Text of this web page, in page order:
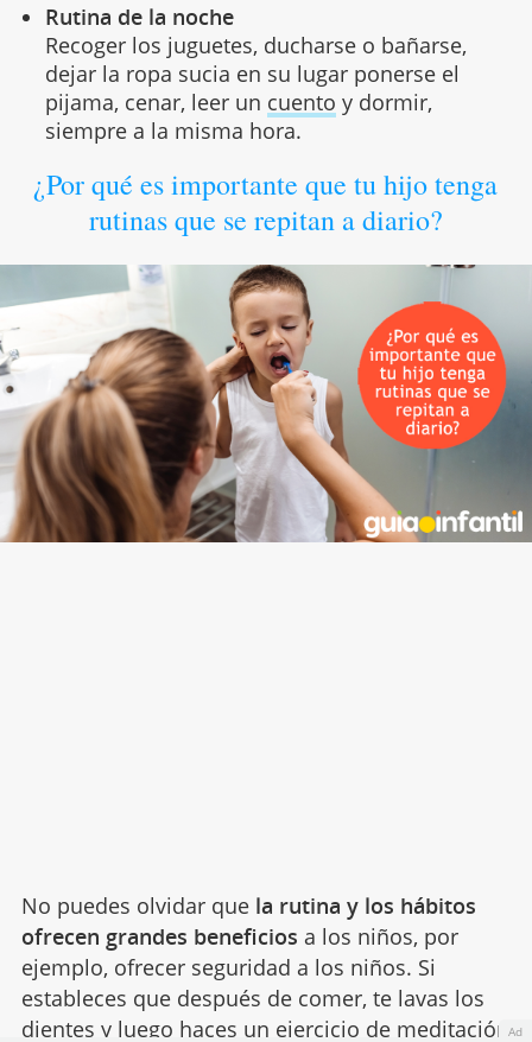
Rutina de la noche
Recoger los juguetes, ducharse o bañarse,
dejar la ropa sucia en su lugar ponerse el
pijama, cenar, leer un cuento y dormir,
siempre a la misma hora.
¿Por qué es importante que tu hijo tenga
rutinas que se repitan a diario?
No puedes olvidar que la rutina y los hábitos
ofrecen grandes beneficios a los niños, por
ejemplo, ofrecer seguridad a los niños. Si
estableces que después de comer, te lavas los
dientes y luego haces un ejercicio de meditaciónAd